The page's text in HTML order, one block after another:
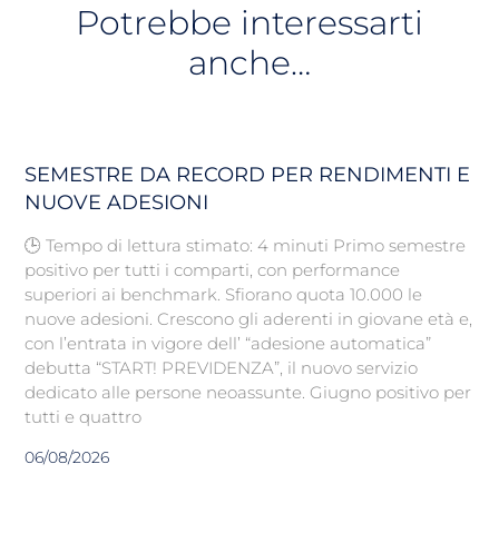
Potrebbe interessarti
anche…
SEMESTRE DA RECORD PER RENDIMENTI E
NUOVE ADESIONI
🕒 Tempo di lettura stimato: 4 minuti Primo semestre
positivo per tutti i comparti, con performance
superiori ai benchmark. Sfiorano quota 10.000 le
nuove adesioni. Crescono gli aderenti in giovane età e,
con l’entrata in vigore dell’ “adesione automatica”
debutta “START! PREVIDENZA”, il nuovo servizio
dedicato alle persone neoassunte. Giugno positivo per
tutti e quattro
06/08/2026